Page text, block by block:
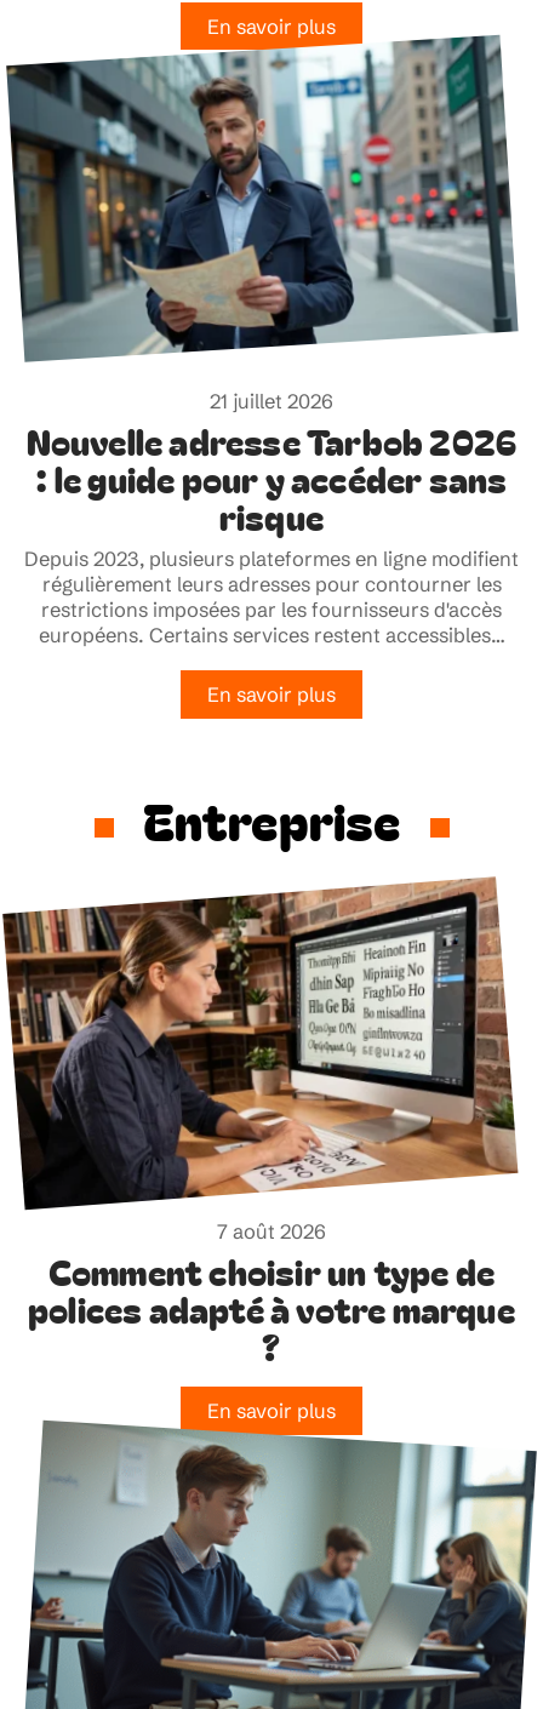
En savoir plus
21 juillet 2026
Nouvelle adresse Tarbob 2026
: le guide pour y accéder sans
risque
Depuis 2023, plusieurs plateformes en ligne modifient
régulièrement leurs adresses pour contourner les
restrictions imposées par les fournisseurs d'accès
européens. Certains services restent accessibles…
En savoir plus
Entreprise
7 août 2026
Comment choisir un type de
polices adapté à votre marque
?
En savoir plus